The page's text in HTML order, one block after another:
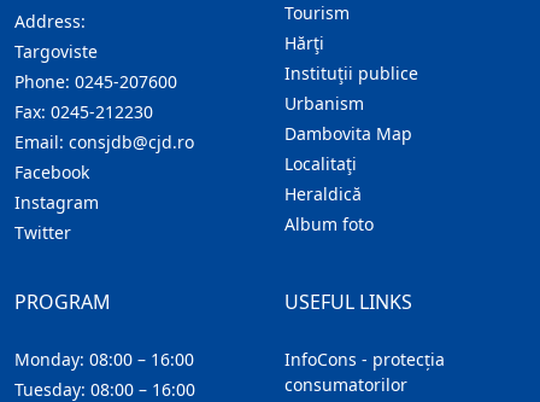
Address:
Targoviste
Phone: 0245-207600
Fax: 0245-212230
Email: consjdb@cjd.ro
Facebook
Instagram
Twitter
Tourism
Hărţi
Instituţii publice
Urbanism
Dambovita Map
Localitaţi
Heraldică
Album foto
USEFUL LINKS
InfoCons - protecția
consumatorilor
PROGRAM
Monday: 08:00 – 16:00
Tuesday: 08:00 – 16:00